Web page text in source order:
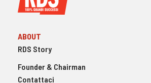
ABOUT
RDS Story
Founder & Chairman
Contattaci